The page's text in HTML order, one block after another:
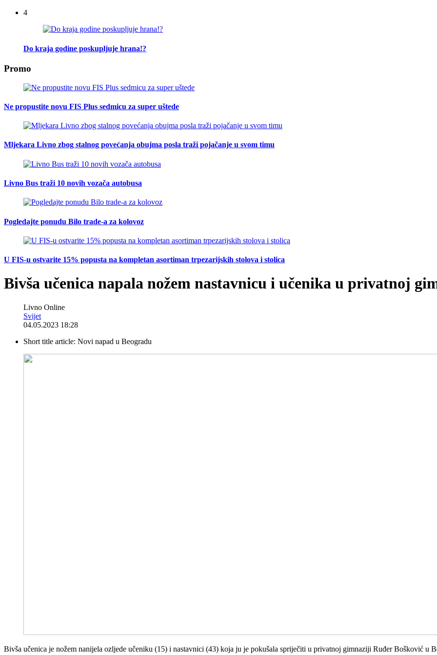
4
Do kraja godine poskupljuje hrana!?
Promo
Ne propustite novu FIS Plus sedmicu za super uštede
Mljekara Livno zbog stalnog povećanja obujma posla traži pojačanje u svom timu
Livno Bus traži 10 novih vozača autobusa
Pogledajte ponudu Bilo trade-a za kolovoz
U FIS-u ostvarite 15% popusta na kompletan asortiman trpezarijskih stolova i stolica
Bivša učenica napala nožem nastavnicu i učenika u privatnoj
Livno Online
Svijet
04.05.2023 18:28
Short title article: Novi napad u Beogradu
Bivša učenica je nožem nanijela ozljede učeniku (15) i nastavnici (43) koja ju je pokušala spriječiti u privatnoj gimnaziji Ruđer Bošković u